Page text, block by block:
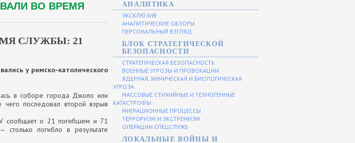
ВО ВРЕМЯ
СЛУЖБЫ: 21
у римско-католического
в соборе города Джоло или
последовал второй взрыв
сообщает о 21 погибшем и 71
погибло в результате
АНАЛИТИКА
ЭКСКЛЮЗИВ
АНАЛИТИЧЕСКИЕ ОБЗОРЫ
ПЕРСОНАЛЬНЫЙ ВЗГЛЯД
БЛОК СТРАТЕГИЧЕСКОЙ
БЕЗОПАСНОСТИ
СТРАТЕГИЧЕСКАЯ БЕЗОПАСНОСТЬ
ВОЕННЫЕ УГРОЗЫ И ПРОВОКАЦИИ
ЯДЕРНАЯ, ХИМИЧЕСКАЯ И БИОЛОГИЧЕСКАЯ
УГРОЗА
МАССОВЫЕ СТИХИЙНЫЕ И ТЕХНОГЕННЫЕ
КАТАСТРОФЫ
МИГРАЦИОННЫЕ ПРОЦЕССЫ
ТЕРРОРИЗМ И ЭКСТРЕМИЗМ
ОПЕРАЦИИ СПЕЦСЛУЖБ
ЛОКАЛЬНЫЕ ВОЙНЫ И